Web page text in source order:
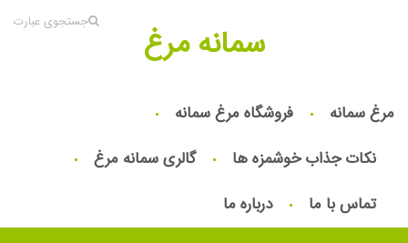
جستجوی عبارت سمانه مرغ
مرغ سمانه
فروشگاه مرغ سمانه
نکات جذاب خوشمزه ها
گالری سمانه مرغ
تماس با ما
درباره ما